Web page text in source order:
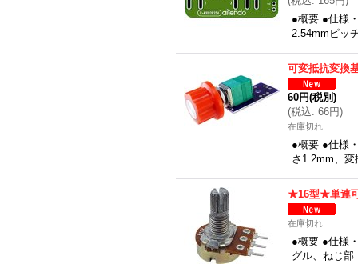
●概要 ●仕様
2.54mmピッ
可変抵抗変換
60円(税別)
(税込: 66円)
在庫切れ
●概要 ●仕様
さ1.2mm、
★16型★単連
在庫切れ
●概要 ●仕様
グル、ねじ